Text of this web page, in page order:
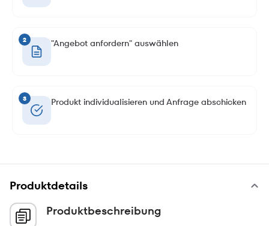
2 "Angebot anfordern" auswählen
3 Produkt individualisieren und Anfrage abschicken
Produktdetails
Produktbeschreibung